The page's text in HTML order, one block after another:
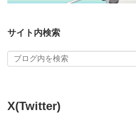
サイト内検索
X(Twitter)